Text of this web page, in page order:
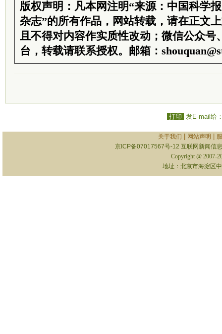
版权声明：凡本网注明“来源：中国科学
杂志”的所有作品，网站转载，请在正文
且不得对内容作实质性改动；微信公众号
台，转载请联系授权。邮箱：
打印 发E-mail给
关于我们 网站声明
京ICP备07017567号-12 互联网新闻信
Copyright @ 2007-
地址：北京市海淀区